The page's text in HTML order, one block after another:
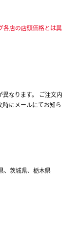
各店の店頭価格とは異
なります。 ご注文内
時にメールにてお知ら
、茨城県、栃木県